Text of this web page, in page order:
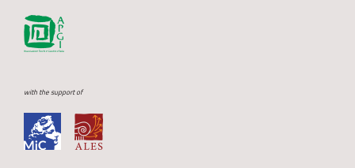
with the support of